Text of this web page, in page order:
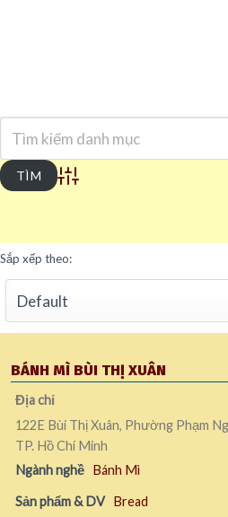
Advanced Search
Sắp xếp theo:
BÁNH MÌ BÙI THỊ XUÂN
Địa chỉ
122E Bùi Thị Xuân, Phường Phạm
TP. Hồ Chí Minh
Ngành nghề Bánh Mì
Sản phẩm & DV Bread